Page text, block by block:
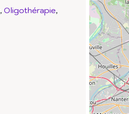
Oligothérapie